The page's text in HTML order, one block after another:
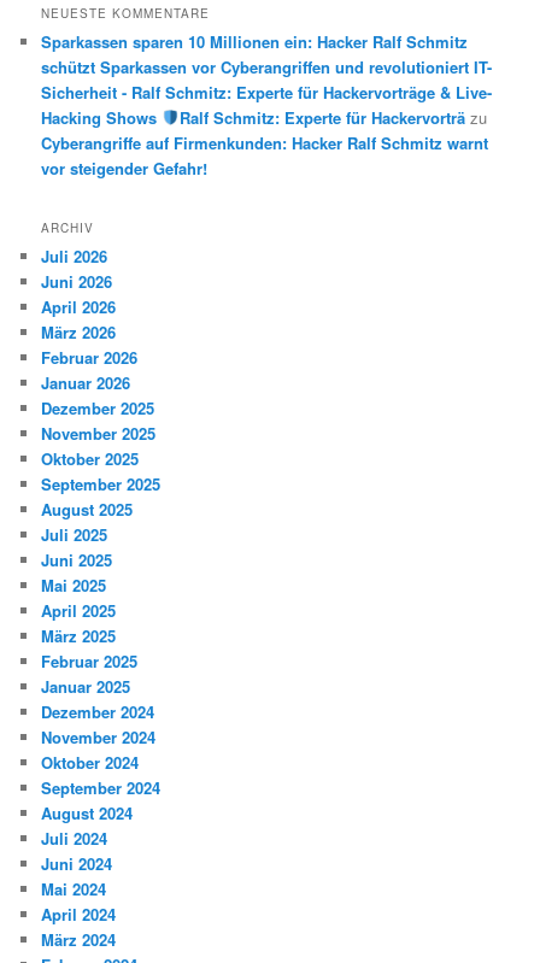
NEUESTE KOMMENTARE
Sparkassen sparen 10 Millionen ein: Hacker Ralf Schmitz
schützt Sparkassen vor Cyberangriffen und revolutioniert IT-
Sicherheit - Ralf Schmitz: Experte für Hackervorträge & Live-
Hacking Shows
Ralf Schmitz: Experte für Hackervorträzu
Cyberangriffe auf Firmenkunden: Hacker Ralf Schmitz warnt
vor steigender Gefahr!
ARCHIV
Juli 2026
Juni 2026
April 2026
März 2026
Februar 2026
Januar 2026
Dezember 2025
November 2025
Oktober 2025
September 2025
August 2025
Juli 2025
Juni 2025
Mai 2025
April 2025
März 2025
Februar 2025
Januar 2025
Dezember 2024
November 2024
Oktober 2024
September 2024
August 2024
Juli 2024
Juni 2024
Mai 2024
April 2024
März 2024